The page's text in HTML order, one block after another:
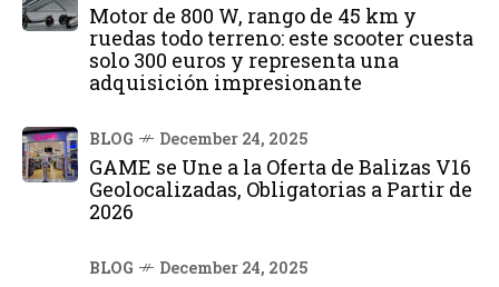
Motor de 800 W, rango de 45 km y
ruedas todo terreno: este scooter cuesta
solo 300 euros y representa una
adquisición impresionante
BLOG December 24, 2025
GAME se Une a la Oferta de Balizas V16
Geolocalizadas, Obligatorias a Partir de
2026
BLOG December 24, 2025